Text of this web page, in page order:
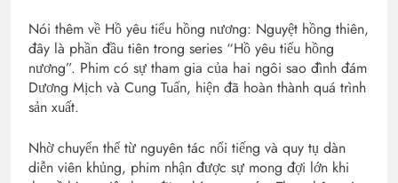
Nói thêm về Hồ yêu tiểu hồng nương: Nguyệt hồng thiên,
đây là phần đầu tiên trong series “Hồ yêu tiểu hồng
nương”. Phim có sự tham gia của hai ngôi sao đình đám
Dương Mịch và Cung Tuấn, hiện đã hoàn thành quá trình
sản xuất.
Nhờ chuyển thể từ nguyên tác nổi tiếng và quy tụ dàn
diễn viên khủng, phim nhận được sự mong đợi lớn khi